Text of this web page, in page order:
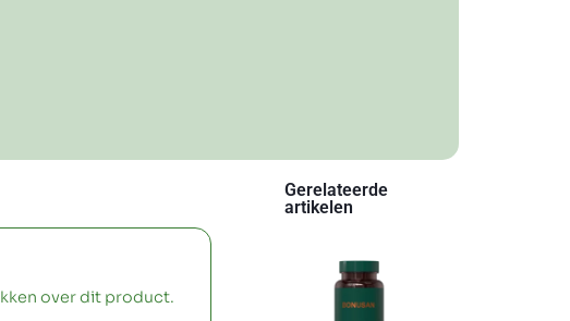
over dit product.
Gerelateerde
artikelen